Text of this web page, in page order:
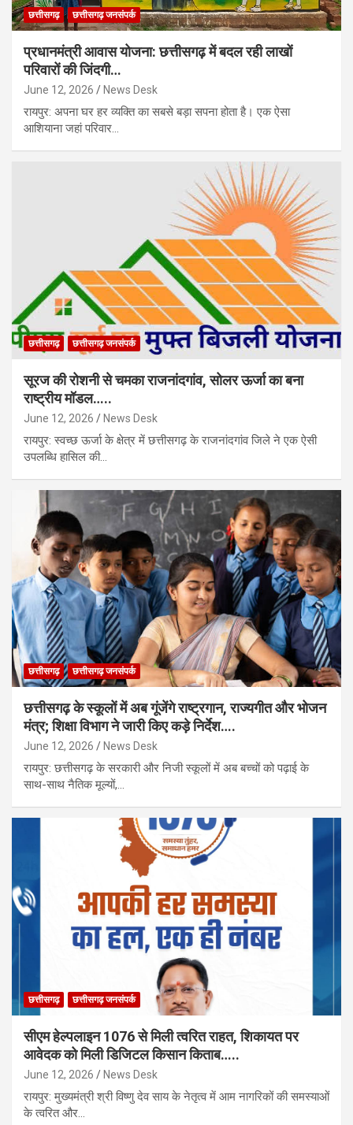
छत्तीसगढ़ छत्तीसगढ़ जनसंपर्क
प्रधानमंत्री आवास योजना: छत्तीसगढ़ में बदल रही लाखों
परिवारों की जिंदगी…
June 12, 2026 News Desk
रायपुर: अपना घर हर व्यक्ति का सबसे बड़ा सपना होता है। एक ऐसा
आशियाना जहां परिवार…
छत्तीसगढ़ छत्तीसगढ़ जनसंपर्क
सूरज की रोशनी से चमका राजनांदगांव, सोलर ऊर्जा का बना
राष्ट्रीय मॉडल…..
June 12, 2026 News Desk
रायपुर: स्वच्छ ऊर्जा के क्षेत्र में छत्तीसगढ़ के राजनांदगांव जिले ने एक ऐसी
उपलब्धि हासिल की…
छत्तीसगढ़ छत्तीसगढ़ जनसंपर्क
छत्तीसगढ़ के स्कूलों में अब गूंजेंगे राष्ट्रगान, राज्यगीत और भोजन
मंत्र; शिक्षा विभाग ने जारी किए कड़े निर्देश….
June 12, 2026 News Desk
रायपुर: छत्तीसगढ़ के सरकारी और निजी स्कूलों में अब बच्चों को पढ़ाई के
साथ-साथ नैतिक मूल्यों,…
छत्तीसगढ़ छत्तीसगढ़ जनसंपर्क
सीएम हेल्पलाइन 1076 से मिली त्वरित राहत, शिकायत पर
आवेदक को मिली डिजिटल किसान किताब…..
June 12, 2026 News Desk
रायपुर: मुख्यमंत्री श्री विष्णु देव साय के नेतृत्व में आम नागरिकों की समस्याओं
के त्वरित और…